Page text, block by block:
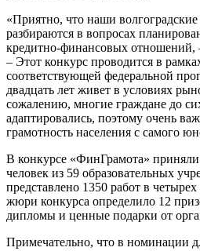
«Приятно, что наши волгоградские
разбираются в вопросах
кредитно-финансовых отношений,
– Этот конкурс проводится в
соответствующей федеральной
двадцать лет живет в условиях
сожалению, многие граждане до
адаптировались, поэтому очень
грамотность населения с самого
В конкурсе «ФинГрамота»
человек из 59 образовательных
представлено 1350 работ в
жюри конкурса определило 12
дипломы и ценные подарки от
Примечательно, что в номинации